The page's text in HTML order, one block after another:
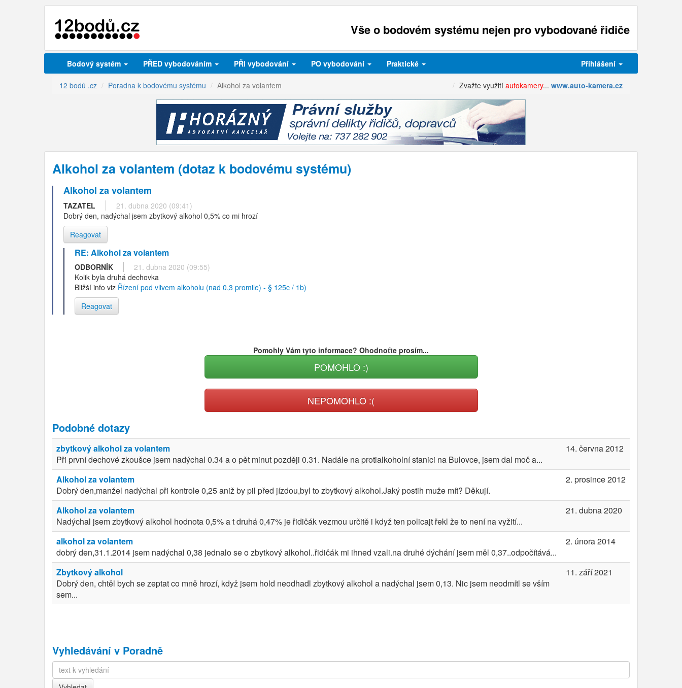
Vše o bodovém systému nejen pro vybodované řidiče
Bodový systém PŘED vybodováním PŘI vybodování PO vybodování Praktické Přihlášení
12 bodů .cz Poradna k bodovému systému Alkohol za volantem Zvažte využití autokamery... www.auto-kamera.cz
Alkohol za volantem (dotaz k bodovému systému)
Alkohol za volantem
TAZATEL
21. dubna 2020 (09:41)
Dobrý den, nadýchal jsem zbytkový alkohol 0,5% co mi hrozí
Reagovat
RE: Alkohol za volantem
ODBORNÍK
21. dubna 2020 (09:55)
Kolik byla druhá dechovka
Bližší info viz Řízení pod vlivem alkoholu (nad 0,3 promile) - § 125c / 1b)
Reagovat
Pomohly Vám tyto informace? Ohodnoťte prosím...
POMOHLO :)
NEPOMOHLO :(
Podobné dotazy
zbytkový alkohol za volantem
Při první dechové zkoušce jsem nadýchal 0.34 a o pět minut později 0.31. Nadále na protialkoholní stanici na Bulovce, jsem dal moč a...
14. června 2012
Alkohol za volantem
Dobrý den,manžel nadýchal při kontrole 0,25 aniž by pil před jízdou,byl to zbytkový alkohol.Jaký postih muže mít? Děkují.
2. prosince 2012
Alkohol za volantem
Nadýchal jsem zbytkový alkohol hodnota 0,5% a t druhá 0,47% je řidičák vezmou určitě i když ten policajt řekl že to není na vyžití...
21. dubna 2020
alkohol za volantem
dobrý den,31.1.2014 jsem nadýchal 0,38 jednalo se o zbytkový alkohol..řidičák mi ihned vzali.na druhé dýchání jsem měl 0,37..odpočítává...
2. února 2014
Zbytkový alkohol
Dobrý den, chtěl bych se zeptat co mně hrozí, když jsem hold neodhadl zbytkový alkohol a nadýchal jsem 0,13. Nic jsem neodmítl se vším
sem...
11. září 2021
Vyhledávání v Poradně